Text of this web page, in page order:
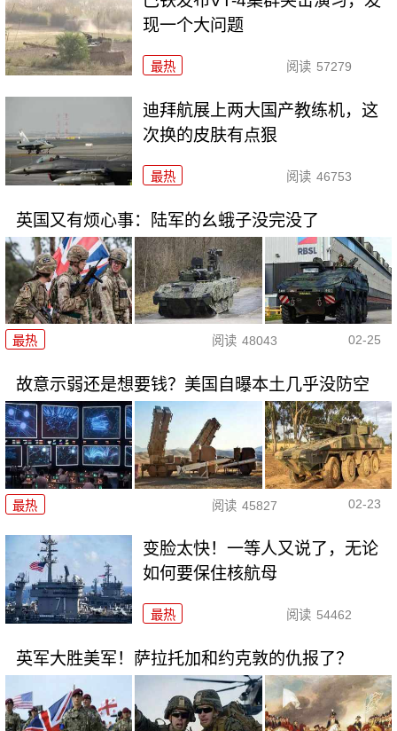
现一个大问题
最热 阅读 57279
迪拜航展上两大国产教练机，这
次换的皮肤有点狠
最热 阅读 46753
英国又有烦心事：陆军的幺蛾子没完没了
最热 阅读 48043 02-25
故意示弱还是想要钱？美国自曝本土几乎没防空
最热 阅读 45827 02-23
变脸太快！一等人又说了，无论
如何要保住核航母
最热 阅读 54462
英军大胜美军！萨拉托加和约克敦的仇报了？